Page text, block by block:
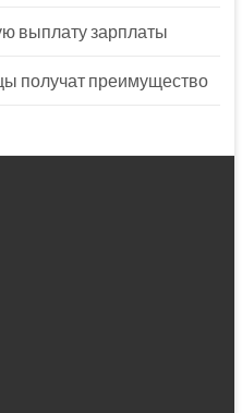
выплату зарплаты
получат преимущество